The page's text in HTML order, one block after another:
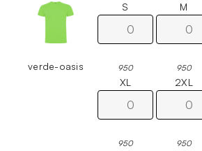
verde-oasis
S
950
M
950
XL
950
2XL
950